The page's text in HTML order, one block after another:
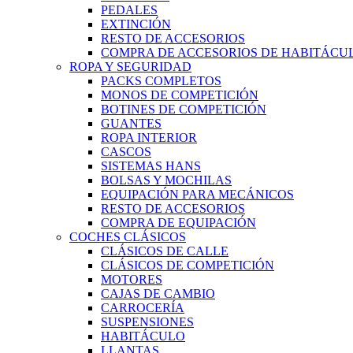
PEDALES
EXTINCIÓN
RESTO DE ACCESORIOS
COMPRA DE ACCESORIOS DE
ROPA Y SEGURIDAD
PACKS COMPLETOS
MONOS DE COMPETICIÓN
BOTINES DE COMPETICIÓN
GUANTES
ROPA INTERIOR
CASCOS
SISTEMAS HANS
BOLSAS Y MOCHILAS
EQUIPACIÓN PARA MECÁNICOS
RESTO DE ACCESORIOS
COMPRA DE EQUIPACIÓN
COCHES CLÁSICOS
CLÁSICOS DE CALLE
CLÁSICOS DE COMPETICIÓN
MOTORES
CAJAS DE CAMBIO
CARROCERÍA
SUSPENSIONES
HABITÁCULO
LLANTAS